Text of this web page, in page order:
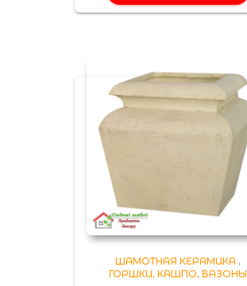
ШАМОТНАЯ КЕРАМИКА ,
ГОРШКИ, КАШПО, ВАЗОНЫ